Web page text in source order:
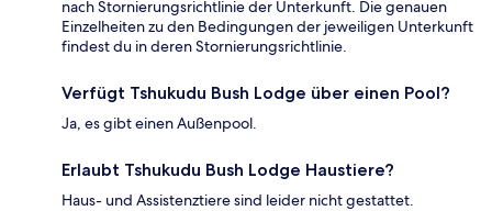
nach Stornierungsrichtlinie der Unterkunft. Die genauen
Einzelheiten zu den Bedingungen der jeweiligen Unterkunft
findest du in deren Stornierungsrichtlinie.
Verfügt Tshukudu Bush Lodge über einen Pool?
Ja, es gibt einen Außenpool.
Erlaubt Tshukudu Bush Lodge Haustiere?
Haus- und Assistenztiere sind leider nicht gestattet.